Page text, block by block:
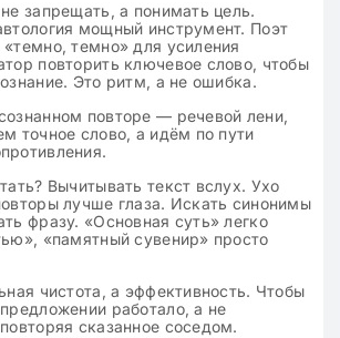
запрещать, а понимать цель.
мощный инструмент. Поэт
темно» для усиления
повторить ключевое слово, чтобы
Это ритм, а не ошибка.
повторе — речевой лени,
точное слово, а идём по пути
Вычитывать текст вслух. Ухо
лучше глаза. Искать синонимы
фразу. «Основная суть» легко
«памятный сувенир» просто
чистота, а эффективность. Чтобы
работало, а не
сказанное соседом.